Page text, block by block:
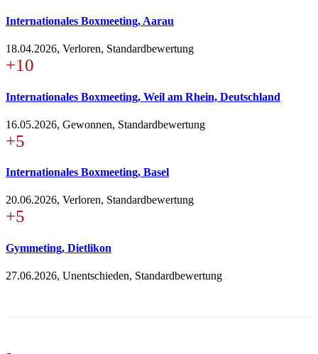
Internationales Boxmeeting, Aarau
18.04.2026, Verloren, Standardbewertung
+10
Internationales Boxmeeting, Weil am Rhein, Deutschland
16.05.2026, Gewonnen, Standardbewertung
+5
Internationales Boxmeeting, Basel
20.06.2026, Verloren, Standardbewertung
+5
Gymmeting, Dietlikon
27.06.2026, Unentschieden, Standardbewertung